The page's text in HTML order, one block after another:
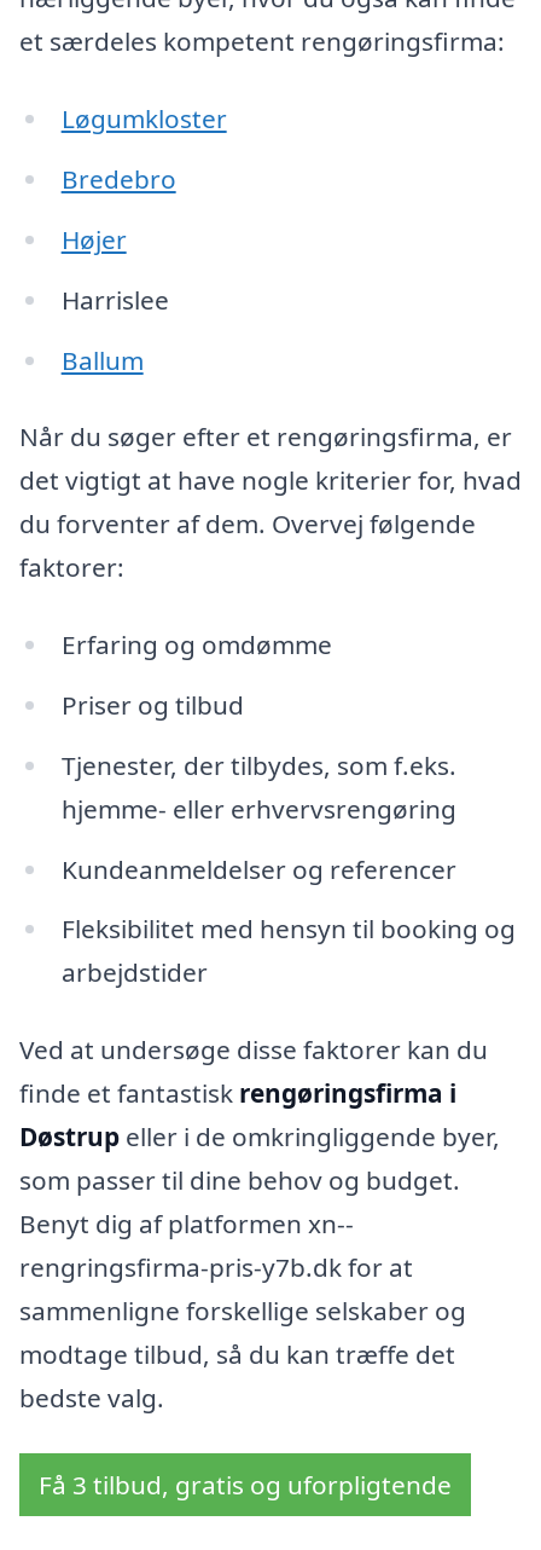
et særdeles kompetent rengøringsfirma:
Løgumkloster
Bredebro
Højer
Harrislee
Ballum
Når du søger efter et rengøringsfirma, er
det vigtigt at have nogle kriterier for, hvad
du forventer af dem. Overvej følgende
faktorer:
Erfaring og omdømme
Priser og tilbud
Tjenester, der tilbydes, som f.eks.
hjemme- eller erhvervsrengøring
Kundeanmeldelser og referencer
Fleksibilitet med hensyn til booking og
arbejdstider
Ved at undersøge disse faktorer kan du
finde et fantastisk rengøringsfirma i
Døstrup eller i de omkringliggende byer,
som passer til dine behov og budget.
Benyt dig af platformen xn--
rengringsfirma-pris-y7b.dk for at
sammenligne forskellige selskaber og
modtage tilbud, så du kan træffe det
bedste valg.
Få 3 tilbud, gratis og uforpligtende